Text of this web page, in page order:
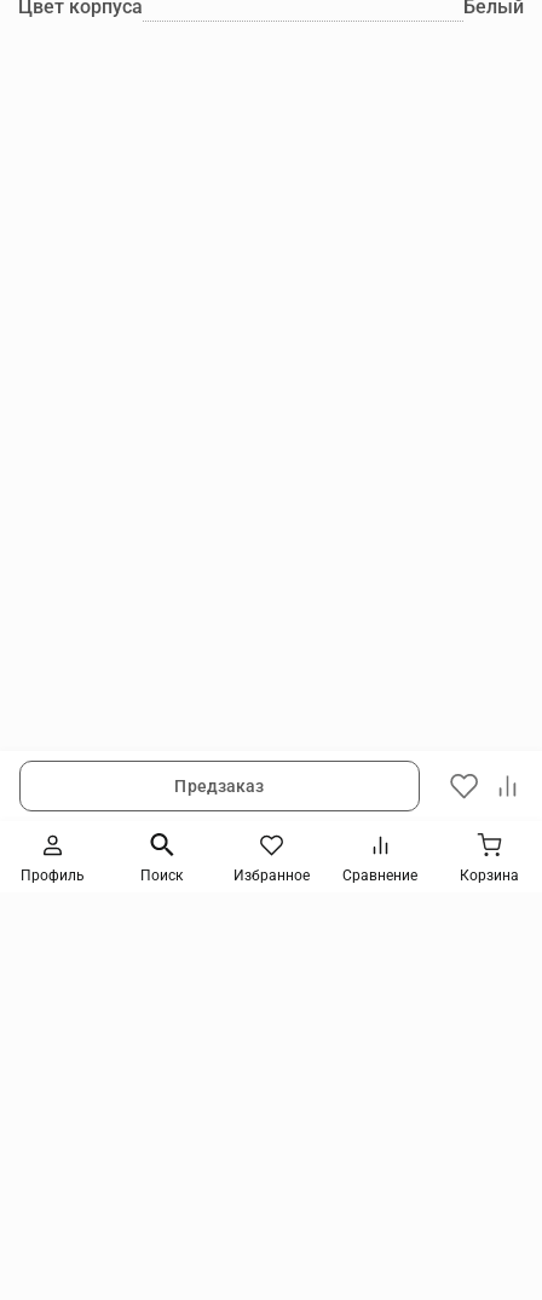
Предзаказ
Цвет корпуса Белый
Следите за новинками и акциями
Профиль Поиск Избранное Сравнение Корзина